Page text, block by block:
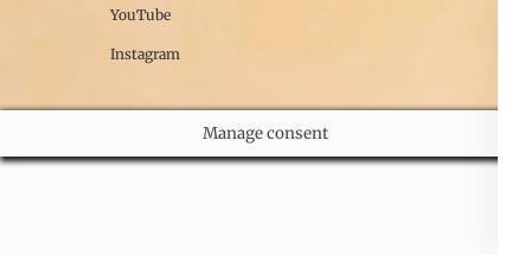
YouTube
Instagram
Manage consent